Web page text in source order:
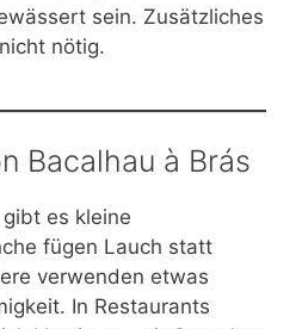
sein. Zusätzliches
nötig.
Bacalhau à Brás
es kleine
fügen Lauch statt
verwenden etwas
In Restaurants